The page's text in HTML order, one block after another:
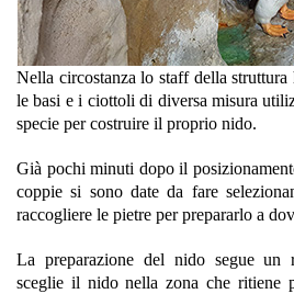
Nella circostanza lo staff della struttura
le basi e i ciottoli di diversa misura
specie per costruire il proprio nido.
Già pochi minuti dopo il
coppie si sono date da fare
raccogliere le pietre per prepararlo a
La preparazione del nido segue un
sceglie il nido nella zona che ritiene